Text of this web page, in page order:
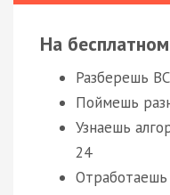
На
Разберешь
Поймешь
Узнаешь
24
Отработаешь